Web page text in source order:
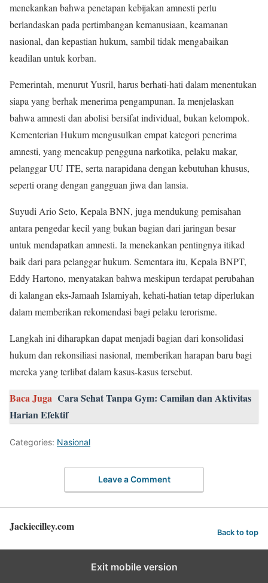
menekankan bahwa penetapan kebijakan amnesti perlu
berlandaskan pada pertimbangan kemanusiaan, keamanan
nasional, dan kepastian hukum, sambil tidak mengabaikan
keadilan untuk korban.
Pemerintah, menurut Yusril, harus berhati-hati dalam menentukan
siapa yang berhak menerima pengampunan. Ia menjelaskan
bahwa amnesti dan abolisi bersifat individual, bukan kelompok.
Kementerian Hukum mengusulkan empat kategori penerima
amnesti, yang mencakup pengguna narkotika, pelaku makar,
pelanggar UU ITE, serta narapidana dengan kebutuhan khusus,
seperti orang dengan gangguan jiwa dan lansia.
Suyudi Ario Seto, Kepala BNN, juga mendukung pemisahan
antara pengedar kecil yang bukan bagian dari jaringan besar
untuk mendapatkan amnesti. Ia menekankan pentingnya itikad
baik dari para pelanggar hukum. Sementara itu, Kepala BNPT,
Eddy Hartono, menyatakan bahwa meskipun terdapat perubahan
di kalangan eks-Jamaah Islamiyah, kehati-hatian tetap diperlukan
dalam memberikan rekomendasi bagi pelaku terorisme.
Langkah ini diharapkan dapat menjadi bagian dari konsolidasi
hukum dan rekonsiliasi nasional, memberikan harapan baru bagi
mereka yang terlibat dalam kasus-kasus tersebut.
Baca Juga Cara Sehat Tanpa Gym: Camilan dan Aktivitas
Harian Efektif
Categories: Nasional
Leave a Comment
Jackiecilley.com Back to top
Exit mobile version